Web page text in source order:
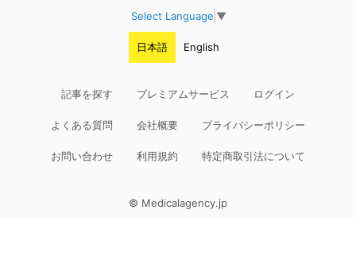
Select Language ▼
日本語 English
記事を探す プレミアムサービス ログイン
よくある質問 会社概要 プライバシーポリシー
お問い合わせ 利用規約 特定商取引法について
© Medicalagency.jp